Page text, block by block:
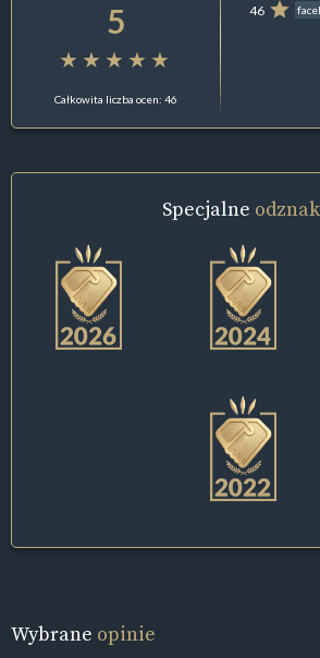
5
Całkowita liczba ocen: 46
46
Specjalne
Wybrane opinie